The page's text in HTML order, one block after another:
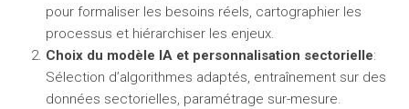
pour formaliser les besoins réels, cartographier les
processus et hiérarchiser les enjeux.
Choix du modèle IA et personnalisation sectorielle:
Sélection d’algorithmes adaptés, entraînement sur des
données sectorielles, paramétrage sur-mesure.